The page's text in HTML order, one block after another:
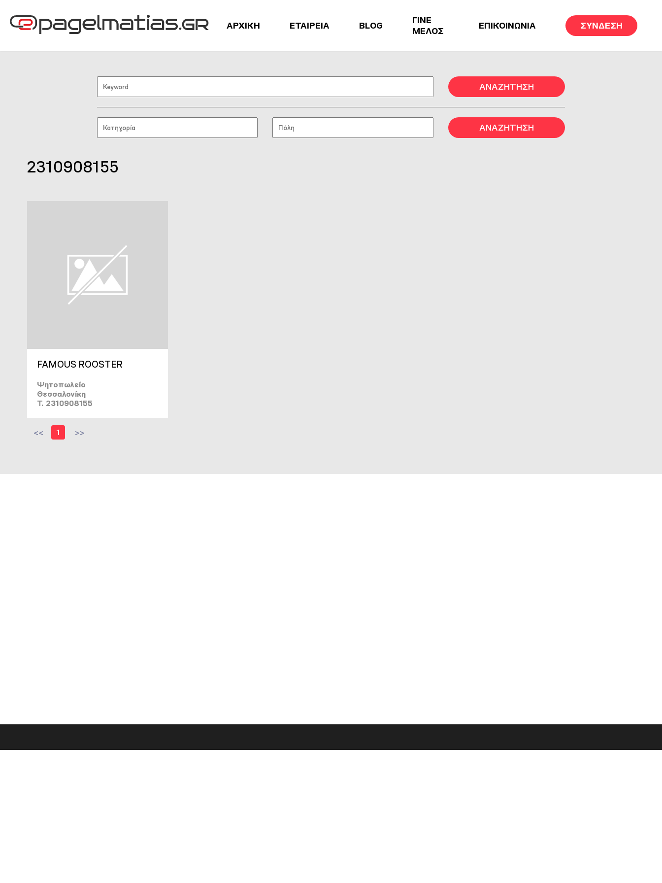
ΑΡΧΙΚΗ ΕΤΑΙΡΕΙΑ BLOG
ΓΙΝΕ
ΜΕΛΟΣ
ΕΠΙΚΟΙΝΩΝΙΑ ΣΥΝΔΕΣΗ
2310908155
FAMOUS ROOSTER
Ψητοπωλείο
Θεσσαλονίκη
T. 2310908155
<< 1 >>